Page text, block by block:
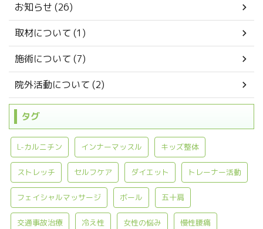
お知らせ (26)
取材について (1)
施術について (7)
院外活動について (2)
タグ
L-カルニチン インナーマッスル キッズ整体
ストレッチ セルフケア ダイエット トレーナー活動
フェイシャルマッサージ ボール 五十肩
交通事故治療 冷え性 女性の悩み 慢性腰痛